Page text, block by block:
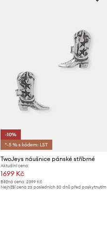
-10%
*-5 % s kódem: LST
TwoJeys náušnice pánské stříbrné
Aktuální cena:
1699 Kč
Běžná cena:2399 Kč
Nejnižší cena za posledních 30 dnů před poskytnutím